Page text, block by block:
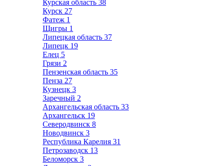
Курская область 38
Курск 27
Фатеж 1
Щигры 1
Липецкая область 37
Липецк 19
Елец 5
Грязи 2
Пензенская область 35
Пенза 27
Кузнецк 3
Заречный 2
Архангельская область 33
Архангельск 19
Северодвинск 8
Новодвинск 3
Республика Карелия 31
Петрозаводск 13
Беломорск 3